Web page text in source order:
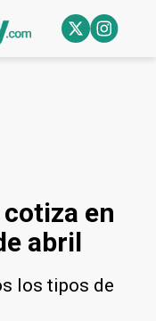
en
abril
los tipos de